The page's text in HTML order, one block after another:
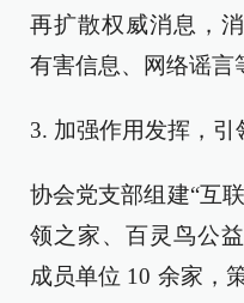
再扩散权威消息，
有害信息、网络谣言
3. 加强作用发挥，引
协会党支部组建“互
领之家、百灵鸟公
成员单位 10 余家，